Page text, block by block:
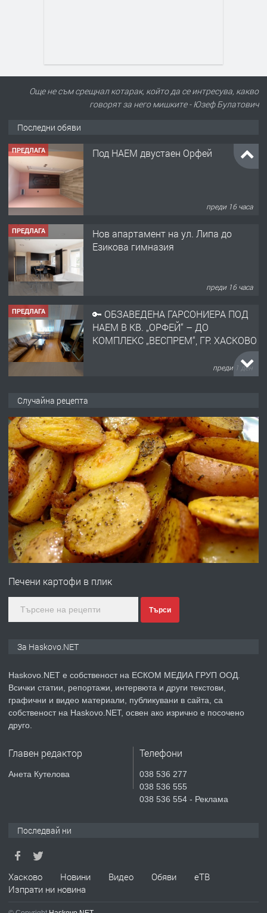
Още не съм срещнал котарак, който да се интресува, какво
говорят за него мишките - Юзеф Булатович
Последни обяви
ПРЕДЛАГА Под НАЕМ двустаен Орфей
преди 16 часа
ПРЕДЛАГА
Нов апартамент на ул. Липа до
Езикова гимназия
преди 16 часа
ПРЕДЛАГА
🔑 ОБЗАВЕДЕНА ГАРСОНИЕРА ПОД
НАЕМ В КВ. „ОРФЕЙ“ – ДО
КОМПЛЕКС „ВЕСПРЕМ“, ГР. ХАСКОВО
преди 1 ден
АПАРТАМЕНТ В ЦЕНТЪРА НА ГР.
ХАСКОВО
преди 2 дни
ПРЕДЛАГА Давам гараж под наем
преди 2 дни
ПРЕДЛАГА
№4120 Магазин/Офис под наем в кв.
градската градина!
преди 3 дни
ПРЕДЛАГА
Продавам парцел в гр. Хасково кв.
СГЛОБЯВАНЕ НА МЕБЕЛИ.
ПРЕДЛАГА
№4119 Едностаен обзаведен
Случайна рецепта
Печени картофи в плик
Търси
За Haskovo.NET
Haskovo.NET е собственост на ЕСКОМ МЕДИА ГРУП ООД.
Всички статии, репортажи, интервюта и други текстови,
графични и видео материали, публикувани в сайта, са
собственост на Haskovo.NET, освен ако изрично е посочено
друго.
Главен редактор
Анета Кутелова
Телефони
038 536 277
038 536 555
038 536 554 - Реклама
Последвай ни
Хасково Новини Видео Обяви
еТВ
Изпрати ни новина